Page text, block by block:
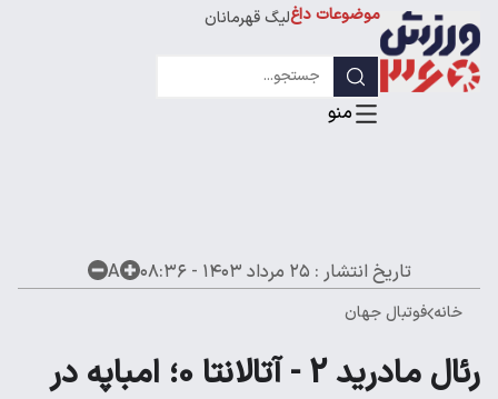
موضوعات داغلیگ قهرمانان
تاریخ انتشار : ۲۵ مرداد ۱۴۰۳ - ۰۸:۳۶ A
خانه فوتبال جهان
رئال مادرید 2 - آتالانتا 0؛ امباپه در